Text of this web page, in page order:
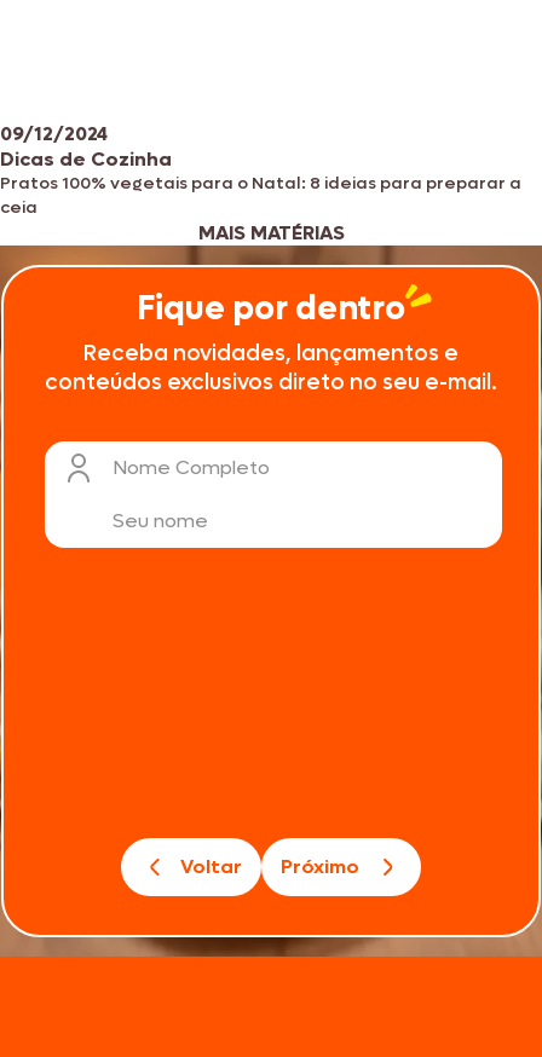
09/12/2024
Dicas de Cozinha
Pratos 100% vegetais para o Natal: 8 ideias para preparar a
ceia
MAIS MATÉRIAS
Fique por dentro
Receba novidades, lançamentos e
conteúdos exclusivos direto no seu e-mail.
Nome Completo
Voltar Próximo